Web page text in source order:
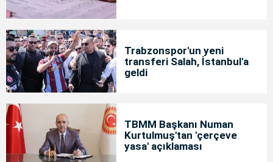
Trabzonspor'un yeni
transferi Salah, İstanbul'a
geldi
TBMM Başkanı Numan
Kurtulmuş'tan 'çerçeve
yasa' açıklaması